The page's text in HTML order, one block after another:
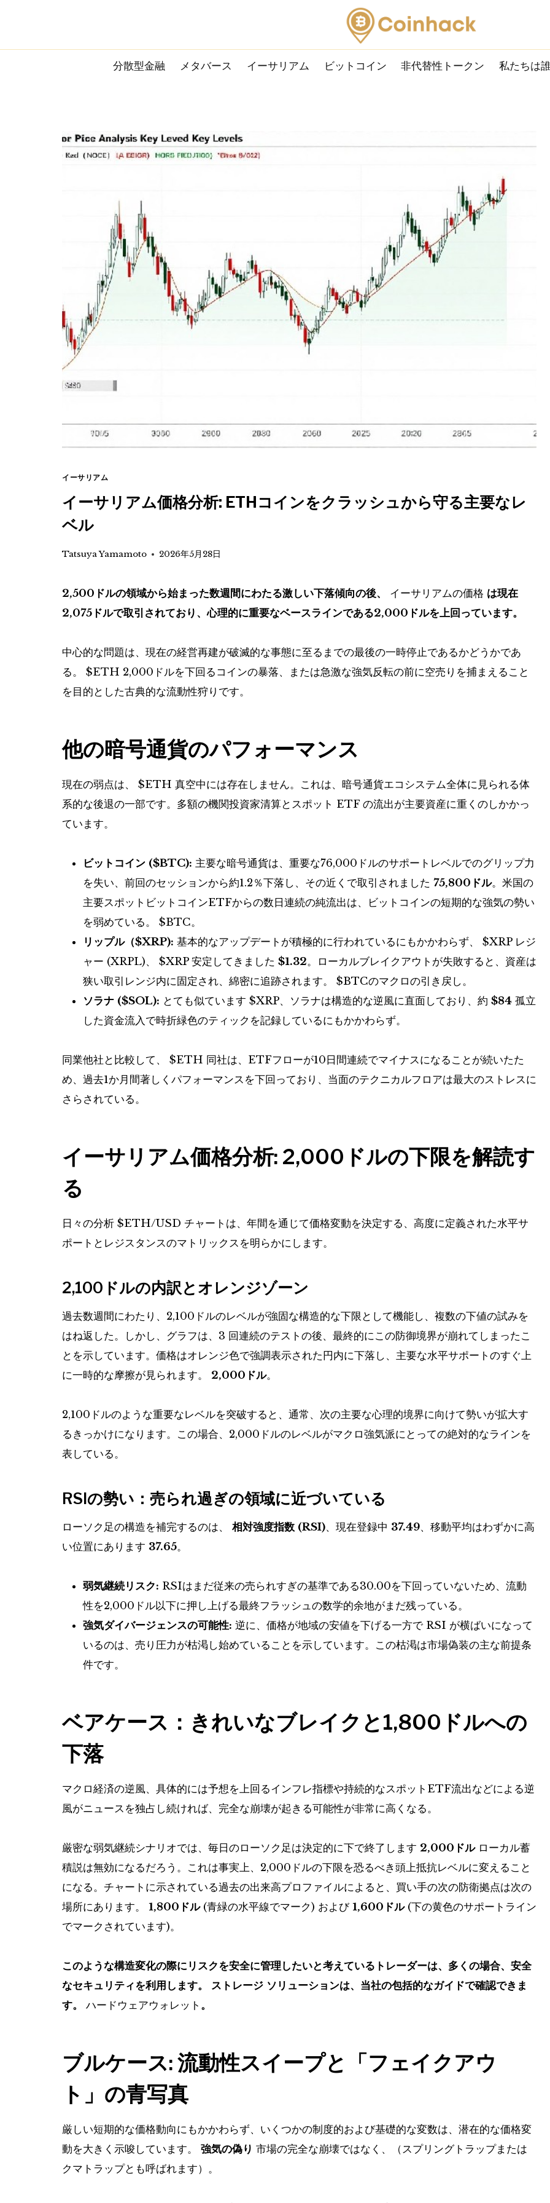
content
分散型金融 メタバース イーサリアム ビットコイン 非代替性トークン 私たちは
イーサリアム
イーサリアム価格分析: ETHコインをクラッシュから守る主要なレ
ベル
Tatsuya Yamamoto 2026年5月28日
2,500ドルの領域から始まった数週間にわたる激しい下落傾向の後、 イーサリアムの価格 は現在
2,075ドルで取引されており、心理的に重要なベースラインである2,000ドルを上回っています。
中心的な問題は、現在の経営再建が破滅的な事態に至るまでの最後の一時停止であるかどうかであ
る。 $ETH 2,000ドルを下回るコインの暴落、または急激な強気反転の前に空売りを捕まえること
を目的とした古典的な流動性狩りです。
他の暗号通貨のパフォーマンス
現在の弱点は、 $ETH 真空中には存在しません。これは、暗号通貨エコシステム全体に見られる体
系的な後退の一部です。多額の機関投資家清算とスポット ETF の流出が主要資産に重くのしかかっ
ています。
ビットコイン ($BTC): 主要な暗号通貨は、重要な76,000ドルのサポートレベルでのグリップ力
を失い、前回のセッションから約1.2％下落し、その近くで取引されました 75,800ドル。米国の
主要スポットビットコインETFからの数日連続の純流出は、ビットコインの短期的な強気の勢い
を弱めている。 $BTC。
リップル（$XRP): 基本的なアップデートが積極的に行われているにもかかわらず、 $XRPレジ
ャー (XRPL)、 $XRP安定してきました $1.32。ローカルブレイクアウトが失敗すると、資産は
狭い取引レンジ内に固定され、綿密に追跡されます。 $BTCのマクロの引き戻し。
ソラナ ($SOL): とても似ています $XRP、ソラナは構造的な逆風に直面しており、約 $84 孤立
した資金流入で時折緑色のティックを記録しているにもかかわらず。
同業他社と比較して、 $ETH 同社は、ETFフローが10日間連続でマイナスになることが続いたた
め、過去1か月間著しくパフォーマンスを下回っており、当面のテクニカルフロアは最大のストレスに
さらされている。
イーサリアム価格分析: 2,000ドルの下限を解読す
る
日々の分析 $ETH/USD チャートは、年間を通じて価格変動を決定する、高度に定義された水平サ
ポートとレジスタンスのマトリックスを明らかにします。
2,100ドルの内訳とオレンジゾーン
過去数週間にわたり、2,100ドルのレベルが強固な構造的な下限として機能し、複数の下値の試みを
はね返した。しかし、グラフは、3 回連続のテストの後、最終的にこの防御境界が崩れてしまったこ
とを示しています。価格はオレンジ色で強調表示された円内に下落し、主要な水平サポートのすぐ上
に一時的な摩擦が見られます。 2,000ドル。
2,100ドルのような重要なレベルを突破すると、通常、次の主要な心理的境界に向けて勢いが拡大す
るきっかけになります。この場合、2,000ドルのレベルがマクロ強気派にとっての絶対的なラインを
表している。
RSIの勢い：売られ過ぎの領域に近づいている
ローソク足の構造を補完するのは、 相対強度指数 (RSI)、現在登録中 37.49、移動平均はわずかに高
い位置にあります 37.65。
弱気継続リスク: RSIはまだ従来の売られすぎの基準である30.00を下回っていないため、流動
性を2,000ドル以下に押し上げる最終フラッシュの数学的余地がまだ残っている。
強気ダイバージェンスの可能性: 逆に、価格が地域の安値を下げる一方で RSI が横ばいになって
いるのは、売り圧力が枯渇し始めていることを示しています。この枯渇は市場偽装の主な前提条
件です。
ベアケース：きれいなブレイクと1,800ドルへの
下落
マクロ経済の逆風、具体的には予想を上回るインフレ指標や持続的なスポットETF流出などによる逆
風がニュースを独占し続ければ、完全な崩壊が起きる可能性が非常に高くなる。
厳密な弱気継続シナリオでは、毎日のローソク足は決定的に下で終了します 2,000ドルローカル蓄
積説は無効になるだろう。これは事実上、2,000ドルの下限を恐るべき頭上抵抗レベルに変えること
になる。チャートに示されている過去の出来高プロファイルによると、買い手の次の防衛拠点は次の
場所にあります。 1,800ドル(青緑の水平線でマーク) および 1,600ドル(下の黄色のサポートライン
でマークされています)。
このような構造変化の際にリスクを安全に管理したいと考えているトレーダーは、多くの場合、安全
なセキュリティを利用します。 ストレージ ソリューションは、当社の包括的なガイドで確認できま
す。 ハードウェアウォレット 。
ブルケース: 流動性スイープと「フェイクアウ
ト」の青写真
厳しい短期的な価格動向にもかかわらず、いくつかの制度的および基礎的な変数は、潜在的な価格変
動を大きく示唆しています。 強気の偽り 市場の完全な崩壊ではなく、（スプリングトラップまたは
クマトラップとも呼ばれます）。